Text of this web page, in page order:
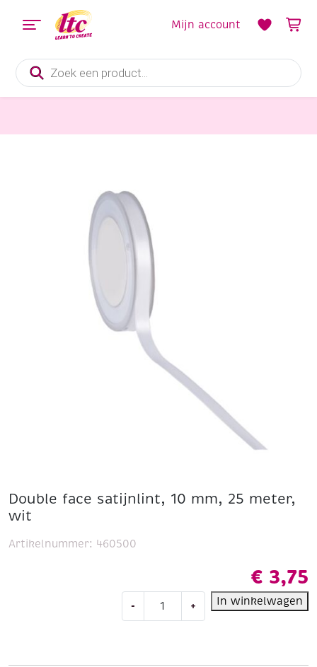
Producten
zoeken
Mijn account
Double face satijnlint, 10 mm, 25 meter,
wit
€ 3,75
- + In winkelwagen
Artikelnummer: 460500